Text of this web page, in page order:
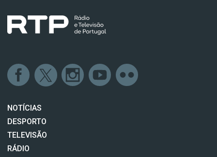
NOTÍCIAS
DESPORTO
TELEVISÃO
RÁDIO